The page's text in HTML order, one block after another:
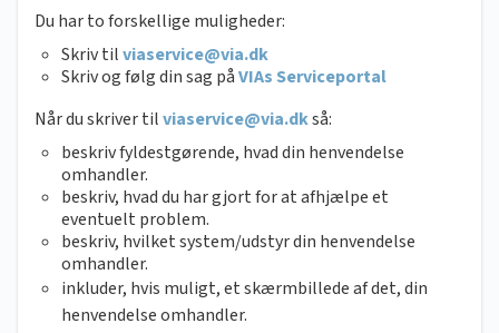
Du har to forskellige muligheder:
Skriv tilviaservice@via.dk
Skriv og følg din sag påVIAs Serviceportal
Når du skriver tilviaservice@via.dkså:
beskriv fyldestgørende, hvad din henvendelse
omhandler.
beskriv, hvad du har gjort for at afhjælpe et
eventuelt problem.
beskriv, hvilket system/udstyr din henvendelse
omhandler.
inkluder, hvis muligt, et skærmbillede af det, din
henvendelse omhandler.